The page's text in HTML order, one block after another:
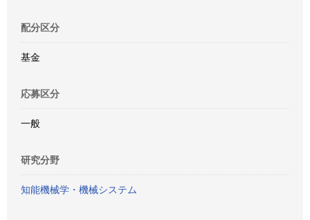
配分区分
基金
応募区分
一般
研究分野
知能機械学・機械システム